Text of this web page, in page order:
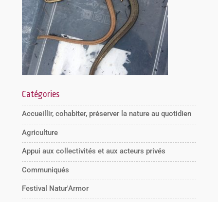
Catégories
Accueillir, cohabiter, préserver la nature au quotidien
Agriculture
Appui aux collectivités et aux acteurs privés
Communiqués
Festival Natur'Armor